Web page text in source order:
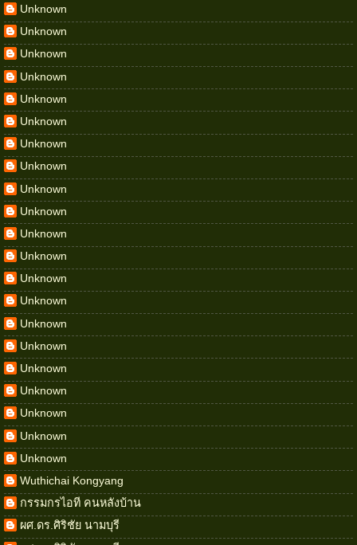
Unknown
Unknown
Unknown
Unknown
Unknown
Unknown
Unknown
Unknown
Unknown
Unknown
Unknown
Unknown
Unknown
Unknown
Unknown
Unknown
Unknown
Unknown
Unknown
Unknown
Unknown
Wuthichai Kongyang
กรรมกรไอที คนหลังบ้าน
ผศ.ดร.ศิริชัย นามบุรี